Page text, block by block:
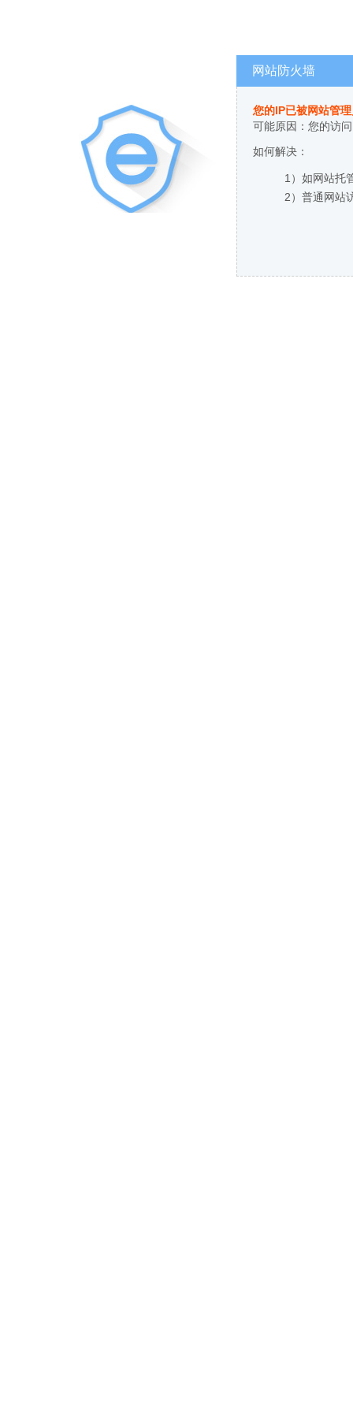
网站防火墙
您的IP已被网站管
可能原因：您的访
如何解决：
1）如网站托
2）普通网站